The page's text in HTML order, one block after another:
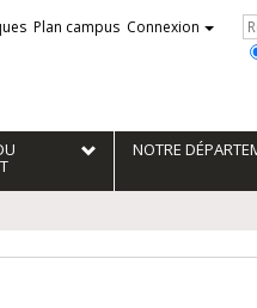
Plan campus Connexion
NOTRE